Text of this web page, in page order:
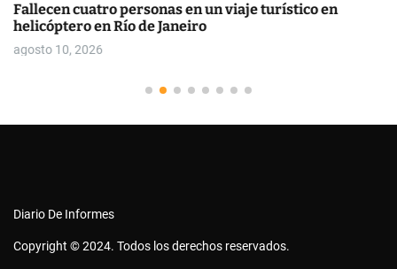
Fallecen cuatro personas en un viaje turístico en
helicóptero en Río de Janeiro
agosto 10, 2026
Diario De Informes
Copyright © 2024. Todos los derechos reservados.